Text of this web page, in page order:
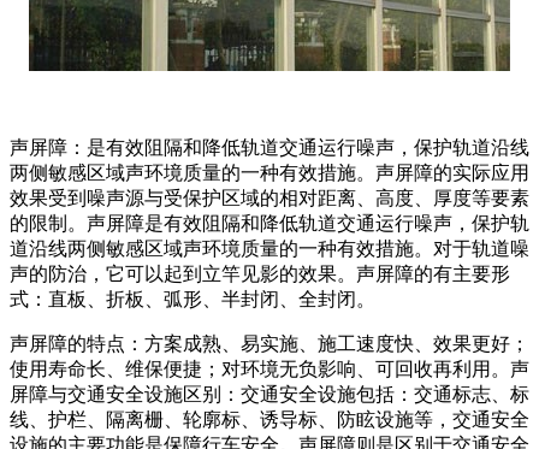
声屏障：是有效阻隔和降低轨道交通运行噪声，保护轨道沿线
两侧敏感区域声环境质量的一种有效措施。声屏障的实际应用
效果受到噪声源与受保护区域的相对距离、高度、厚度等要素
的限制。声屏障是有效阻隔和降低轨道交通运行噪声，保护轨
道沿线两侧敏感区域声环境质量的一种有效措施。对于轨道噪
声的防治，它可以起到立竿见影的效果。声屏障的有主要形
式：直板、折板、弧形、半封闭、全封闭。
声屏障的特点：方案成熟、易实施、施工速度快、效果更好；
使用寿命长、维保便捷；对环境无负影响、可回收再利用。声
屏障与交通安全设施区别：交通安全设施包括：交通标志、标
线、护栏、隔离栅、轮廓标、诱导标、防眩设施等，交通安全
设施的主要功能是保障行车安全。声屏障则是区别于交通安全